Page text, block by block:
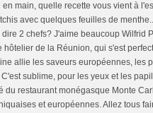
main, quelle recette vous vient à
avec quelques feuilles de
2 chefs? J'aime beaucoup Wilfrid
hôtelier de la Réunion, qui s'est
allie les saveurs européennes, les
sublime, pour les yeux et les
du restaurant monégasque Monte
et européennes. Allez tous